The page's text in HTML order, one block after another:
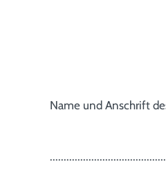
Name und Anschrift